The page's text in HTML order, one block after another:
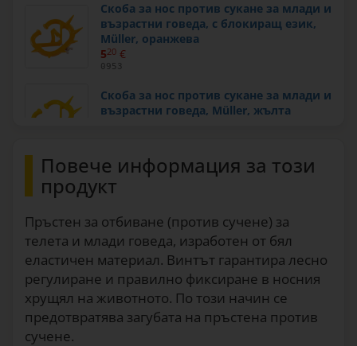
Скоба за нос против сукане за млади и
възрастни говеда, с блокиращ език,
Müller, оранжева
520 €
0953
Скоба за нос против сукане за млади и
възрастни говеда, Müller, жълта
Скоба против сучене за едър рогат
добитък, с блокиращ език, Müller 2010,
синя
0816
Скоба за нос против сукане за
възрастни говеда, Müller, бежова
4 60 €
0866
Повече информация за този
продукт
Пръстен за отбиване (против сучене) за
телета и млади говеда, изработен от бял
еластичен материал. Винтът гарантира лесно
регулиране и правилно фиксиране в носния
хрущял на животното. По този начин се
предотвратява загубата на пръстена против
сучене.